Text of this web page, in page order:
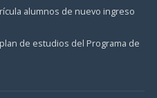
alumnos de nuevo ingreso
de estudios del Programa de